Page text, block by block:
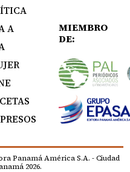
A
MIEMBRO
DE:
Panamá América S.A. - Ciudad
2026.